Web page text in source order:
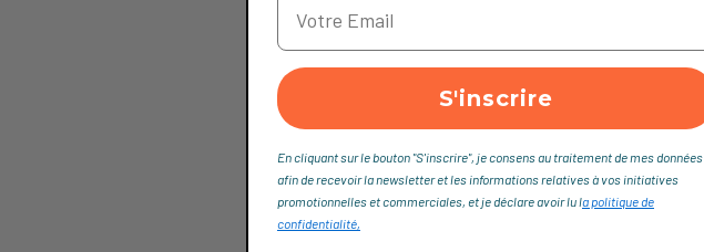
S'inscrire
En cliquant sur le bouton "S'inscrire", je consens au traitement de mes données
afin de recevoir la newsletter et les informations relatives à vos initiatives
promotionnelles et commerciales, et je déclare avoir lu la politique de
confidentialité,